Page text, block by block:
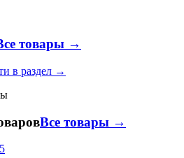
товары →
в раздел →
Все товары →